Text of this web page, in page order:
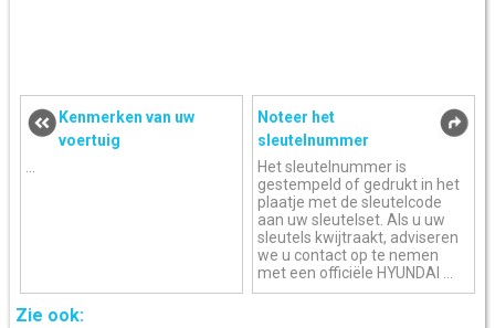
Kenmerken van uw
voertuig
...
Noteer het
sleutelnummer
Het sleutelnummer is
gestempeld of gedrukt in het
plaatje met de sleutelcode
aan uw sleutelset. Als u uw
sleutels kwijtraakt, adviseren
we u contact op te nemen
met een officiële HYUNDAI ...
Zie ook: